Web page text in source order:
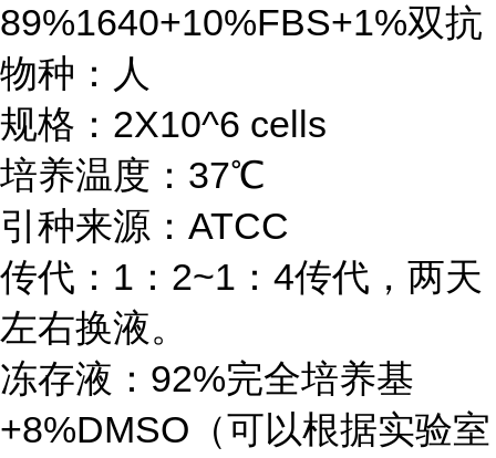
89%1640+10%FBS+1%双抗
物种：人
规格：2X10^6 cells
培养温度：37℃
引种来源：ATCC
传代：1：2~1：4传代，两天
左右换液。
冻存液：92%完全培养基
+8%DMSO（可以根据实验室